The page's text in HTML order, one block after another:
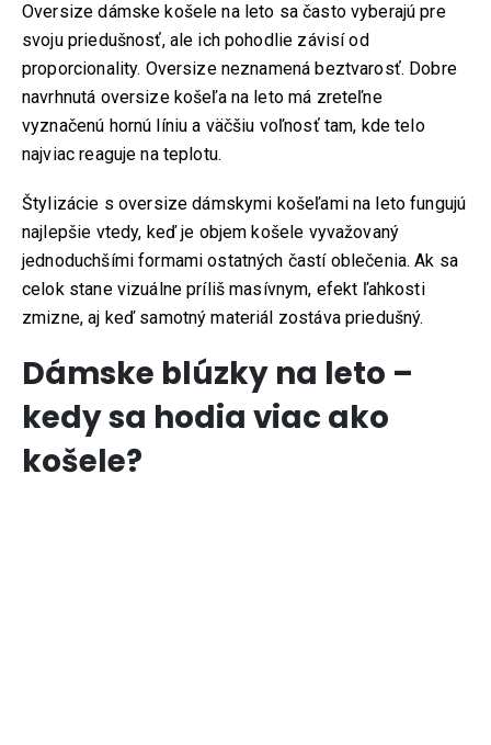
Oversize dámske košele na leto sa často vyberajú pre
svoju priedušnosť, ale ich pohodlie závisí od
proporcionality. Oversize neznamená beztvarosť. Dobre
navrhnutá oversize košeľa na leto má zreteľne
vyznačenú hornú líniu a väčšiu voľnosť tam, kde telo
najviac reaguje na teplotu.
Štylizácie s oversize dámskymi košeľami na leto fungujú
najlepšie vtedy, keď je objem košele vyvažovaný
jednoduchšími formami ostatných častí oblečenia. Ak sa
celok stane vizuálne príliš masívnym, efekt ľahkosti
zmizne, aj keď samotný materiál zostáva priedušný.
Dámske blúzky na leto –
kedy sa hodia viac ako
košele?